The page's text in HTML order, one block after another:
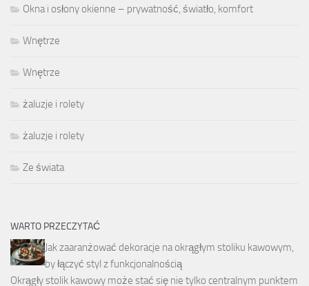
Okna i osłony okienne – prywatność, światło, komfort
Wnętrze
Wnętrze
żaluzje i rolety
żaluzje i rolety
Ze świata
WARTO PRZECZYTAĆ
Jak zaaranżować dekoracje na okrągłym stoliku kawowym,
by łączyć styl z funkcjonalnością
Okrągły stolik kawowy może stać się nie tylko centralnym punktem